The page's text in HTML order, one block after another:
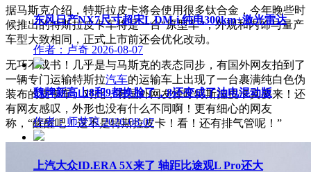
据马斯克介绍，特斯拉皮卡将会使用很多钛合金，今年晚些时
候推出的特斯拉皮卡车将是一台“原型车”，外观和内饰与量产
车型大致相同，正式上市前还会优化改动。
无巧不成书！几乎是与马斯克的表态同步，有国外网友拍到了
一辆专门运输特斯拉汽车的运输车上出现了一台裹满纯白色伪
装布的皮卡车。对此，有国外网友惊呼特斯拉皮卡真要来！还
有网友感叹，外形也没有什么不同啊！更有细心的网友
称，“醒醒吧！这不是特斯拉皮卡！看！还有排气管呢！”
东风日产NX7尺寸超宋L DM-i 纯电300km+激光雷达
作者：卢奇 2026-08-07
魏牌新高山8和9都换脸了，8还变成了油电混动版
作者：师梦琼 2026-08-07
上汽大众ID.ERA 5X来了 轴距比途观L Pro还大